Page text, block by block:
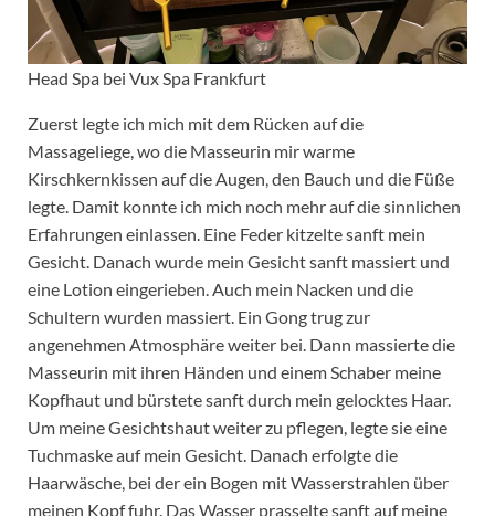
Head Spa bei Vux Spa Frankfurt
Zuerst legte ich mich mit dem Rücken auf die
Massageliege, wo die Masseurin mir warme
Kirschkernkissen auf die Augen, den Bauch und die Füße
legte. Damit konnte ich mich noch mehr auf die sinnlichen
Erfahrungen einlassen. Eine Feder kitzelte sanft mein
Gesicht. Danach wurde mein Gesicht sanft massiert und
eine Lotion eingerieben. Auch mein Nacken und die
Schultern wurden massiert. Ein Gong trug zur
angenehmen Atmosphäre weiter bei. Dann massierte die
Masseurin mit ihren Händen und einem Schaber meine
Kopfhaut und bürstete sanft durch mein gelocktes Haar.
Um meine Gesichtshaut weiter zu pflegen, legte sie eine
Tuchmaske auf mein Gesicht. Danach erfolgte die
Haarwäsche, bei der ein Bogen mit Wasserstrahlen über
meinen Kopf fuhr. Das Wasser prasselte sanft auf meine